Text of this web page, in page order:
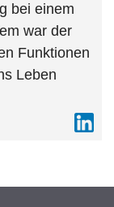
bei einem
war der
Funktionen
Leben